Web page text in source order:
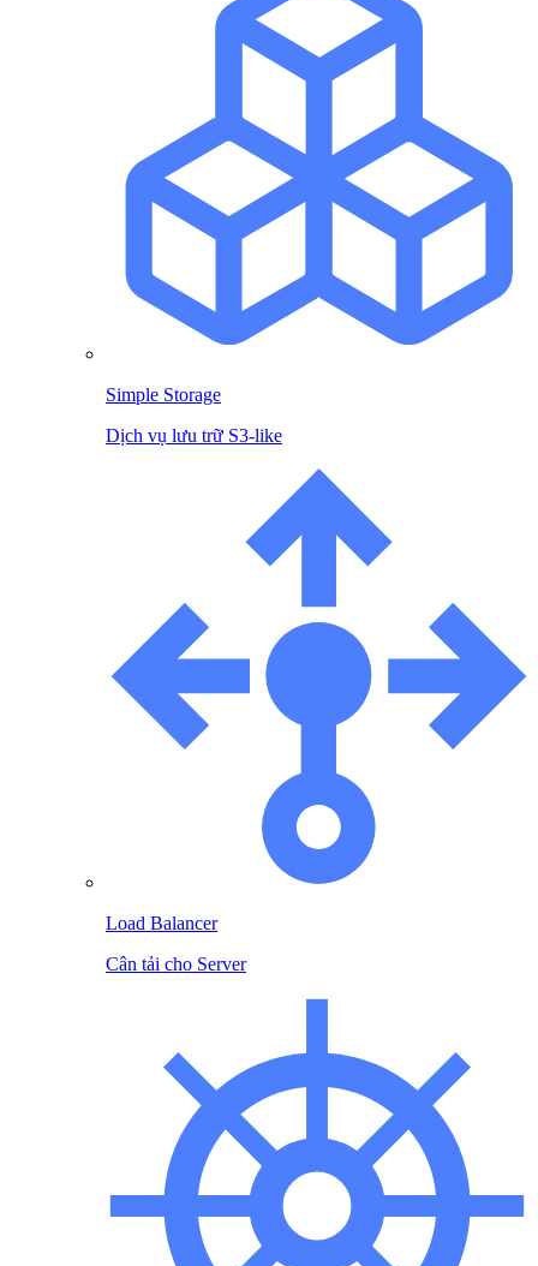
Simple Storage
Dịch vụ lưu trữ S3-like
Load Balancer
Cân tải cho Server